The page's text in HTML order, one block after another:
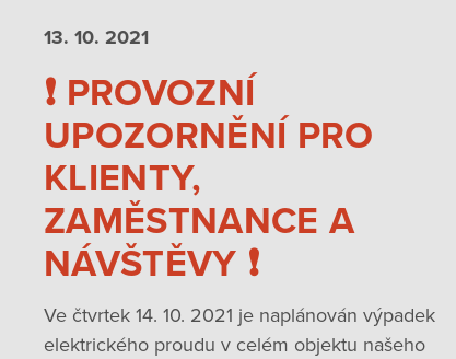
13. 10. 2021
❗️ PROVOZNÍ
UPOZORNĚNÍ PRO
KLIENTY,
ZAMĚSTNANCE A
NÁVŠTĚVY ❗️
Ve čtvrtek 14. 10. 2021 je naplánován výpadek
elektrického proudu v celém objektu našeho